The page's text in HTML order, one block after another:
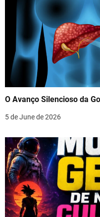
O Avanço Silencioso da
5 de June de 2026